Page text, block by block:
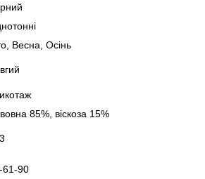
Весна, Осінь
85%, віскоза 15%
61-90